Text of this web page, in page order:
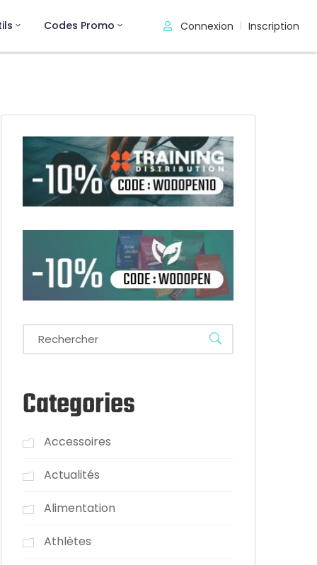
Codes Promo Connexion Inscription
Categories
Accessoires
Actualités
Alimentation
Athlètes